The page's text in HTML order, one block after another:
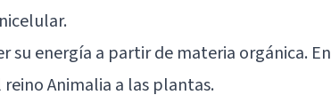
energía a partir de materia orgánica. En
Animalia a las plantas.